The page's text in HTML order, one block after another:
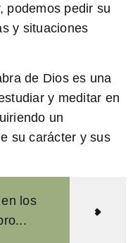
podemos pedir su
y situaciones
de Dios es una
y meditar en
un
su carácter y sus
los